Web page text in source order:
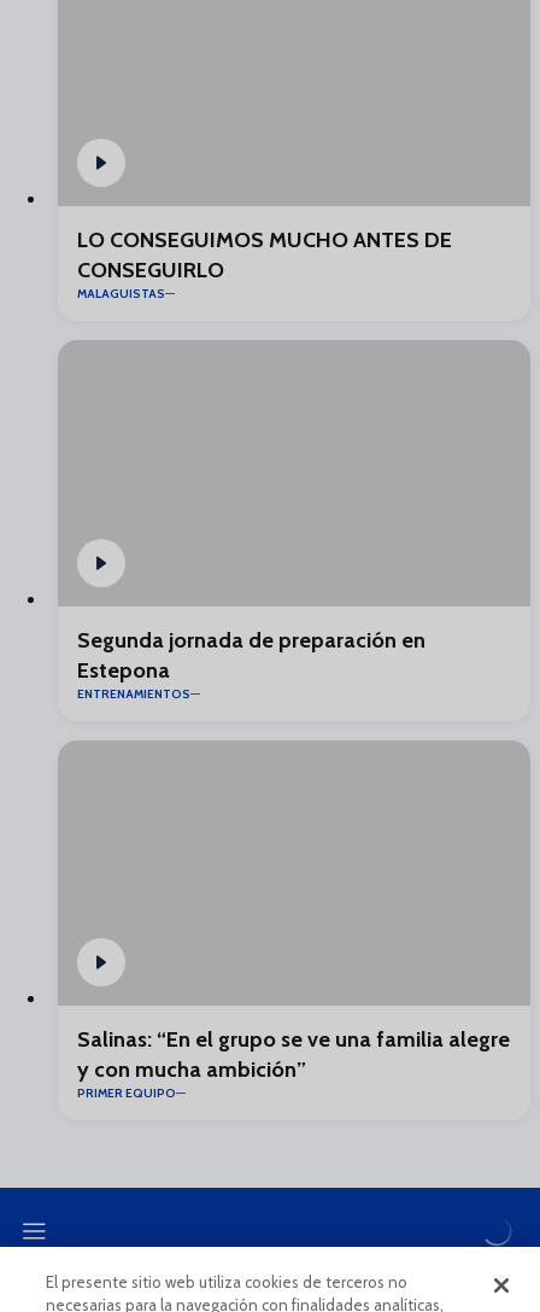
LO CONSEGUIMOS MUCHO ANTES DE
CONSEGUIRLO
MALAGUISTAS
Segunda jornada de preparación en
Estepona
ENTRENAMIENTOS
Salinas: “En el grupo se ve una familia alegre
y con mucha ambición”
PRIMER EQUIPO
El presente sitio web utiliza cookies de terceros no
necesarias para la navegación con finalidades analíticas,